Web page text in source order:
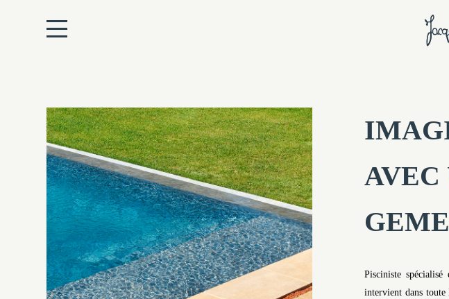
Pisciniste
intervient dans toute